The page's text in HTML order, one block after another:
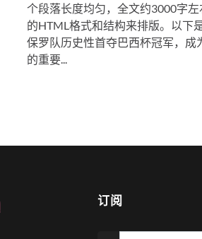
个段落长度均匀，全文约3000字
的HTML格式和结构来排版。以下
保罗队历史性首夺巴西杯冠军，成
的重要...
订阅